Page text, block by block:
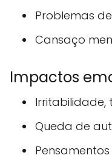
Problemas
Cansaço
Impactos
Irritabilidade,
Queda de